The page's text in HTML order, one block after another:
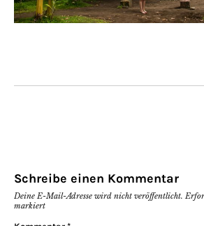
Schreibe einen Kommentar
Deine E-Mail-Adresse wird nicht veröffentlicht.
markiert